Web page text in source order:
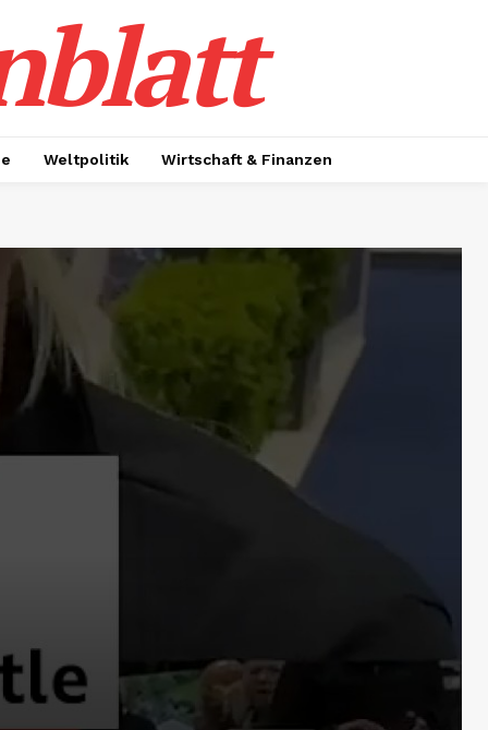
Weltpolitik Wirtschaft & Finanzen